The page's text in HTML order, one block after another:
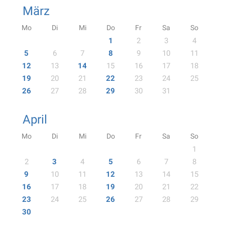
März
Mo Di Mi Do Fr Sa So
1 2 3
4
5
6 7 8 9 10
11
12
13 14 15 16 17
18
19
20 21 22 23 24
25
26
27 28 29 30 31
April
Mo Di Mi Do Fr Sa So
1
2
3 4 5 6 7
8
9
10 11 12 13 14
15
16
17 18 19 20 21
22
23
24 25 26 27 28
29
30